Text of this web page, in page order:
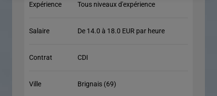
Expérience Tous niveaux d'expérience
Salaire De 14.0 à 18.0 EUR par heure
Contrat CDI
Ville Brignais (69)